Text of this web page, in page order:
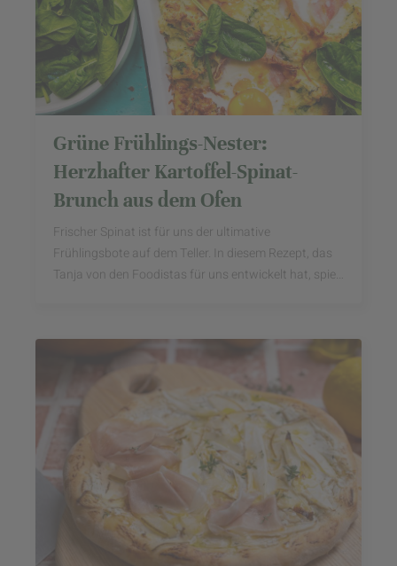
Grüne Frühlings-Nester:
Herzhafter Kartoffel-Spinat-
Brunch aus dem Ofen
Frischer Spinat ist für uns der ultimative
Frühlingsbote auf dem Teller. In diesem Rezept, das
Tanja von den Foodistas für uns entwickelt hat, spielt